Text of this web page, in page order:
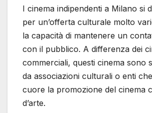
I cinema indipendenti a Milano si
per un’offerta culturale molto
la capacità di mantenere un
con il pubblico. A differenza dei
commerciali, questi cinema sono
da associazioni culturali o enti
cuore la promozione del cinema
d’arte.